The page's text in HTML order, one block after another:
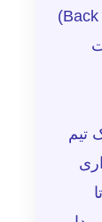
هستند، فرآیند پشتیبان‌گیری (Back up)
تیم